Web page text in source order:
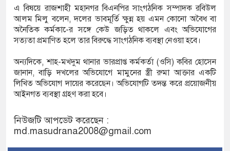
এ বিষয়ে রাজশাহী মহানগর বিএনপির সাংগঠনিক সম্পাদক রবিউল
আলম মিলু বলেন, দলের ভাবমূর্তি ক্ষুন্ন হয় এমন কোনো অবৈধ বা
অনৈতিক কর্মকা-ের সঙ্গে কেউ জড়িত থাকলে এবং অভিযোগের
সত্যতা প্রমাণিত হলে তার বিরুদ্ধে সাংগঠনিক ব্যবস্থা নেওয়া হবে।
অন্যদিকে, শাহ-মখদুম থানার ভারপ্রাপ্ত কর্মকর্তা (ওসি) কবির হোসেন
জানান, বাড়ি দখলের অভিযোগে মামুনের স্ত্রী রুমা আক্তার একটি
লিখিত অভিযোগ দায়ের করেছেন। অভিযোগটি তদন্ত করে প্রয়োজনীয়
আইনগত ব্যবস্থা গ্রহণ করা হবে।
নিউজটি আপডেট করেছেন :
md.masudrana2008@gmail.com